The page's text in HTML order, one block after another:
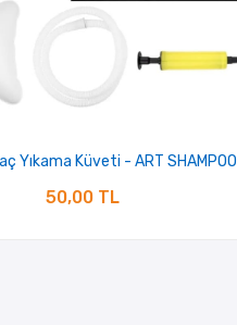
Yıkama Küveti - ART SHAMPOO
50,00 TL